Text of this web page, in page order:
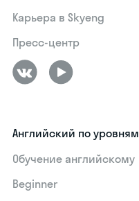
Карьера в Skyeng
Пресс-центр
Английский по уровням
Обучение английскому
Beginner